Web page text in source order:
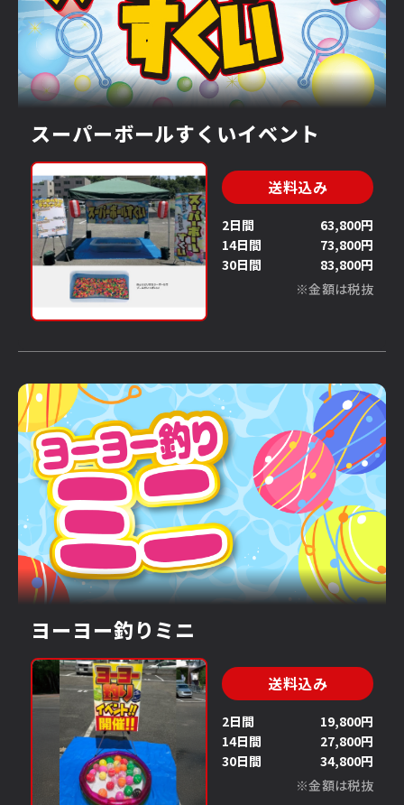
スーパーボールすくいイベント
送料込み
2日間
63,800円
14日間
73,800円
30日間
83,800円
※金額は税抜
ヨーヨー釣りミニ
送料込み
2日間
19,800円
14日間
27,800円
30日間
34,800円
※金額は税抜